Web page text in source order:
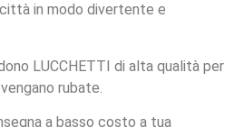
in modo divertente e
LUCCHETTI di alta qualità per
rubate.
a basso costo a tua